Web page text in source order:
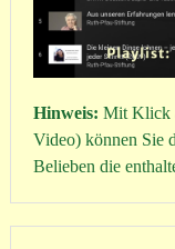
Hinweis: Mit Klick
Video) können Sie
Belieben die